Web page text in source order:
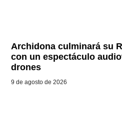
Archidona culminará su
con un espectáculo
drones
9 de agosto de 2026